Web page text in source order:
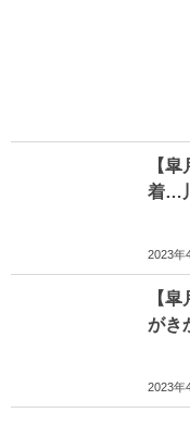
【
着…
2023年
【
がき
2023年